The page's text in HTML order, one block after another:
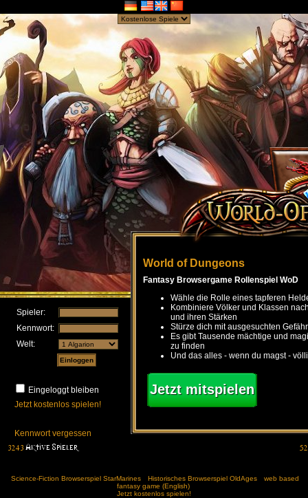
Spieler:
Kennwort:
Welt:
Eingeloggt bleiben
Jetzt kostenlos spielen!
Kennwort vergessen
World of Dungeons
Fantasy Browsergame Rollenspiel WoD
Wähle die Rolle eines tapferen
Kombiniere Völker und Klassen
und ihren Stärken
Stürze dich mit ausgesuchten
Es gibt Tausende mächtige und
zu finden
Und das alles - wenn du magst -
Jetzt mitspielen
Science-Fiction Browserspiel StarMarines Historisches Browserspiel OldAges
web based
fantasy game (English)
Jetzt kostenlos spielen!